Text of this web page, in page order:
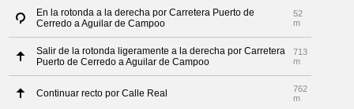
En la rotonda a la derecha por Carretera Puerto de
Cerredo a Aguilar de Campoo
52
m
Salir de la rotonda ligeramente a la derecha por Carretera
Puerto de Cerredo a Aguilar de Campoo
713
m
Continuar recto por Calle Real
762
m